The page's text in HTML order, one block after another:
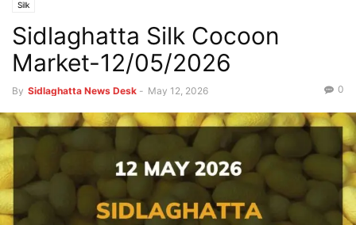
Silk
Sidlaghatta Silk Cocoon
Market-12/05/2026
By Sidlaghatta News Desk - May 12, 2026 0